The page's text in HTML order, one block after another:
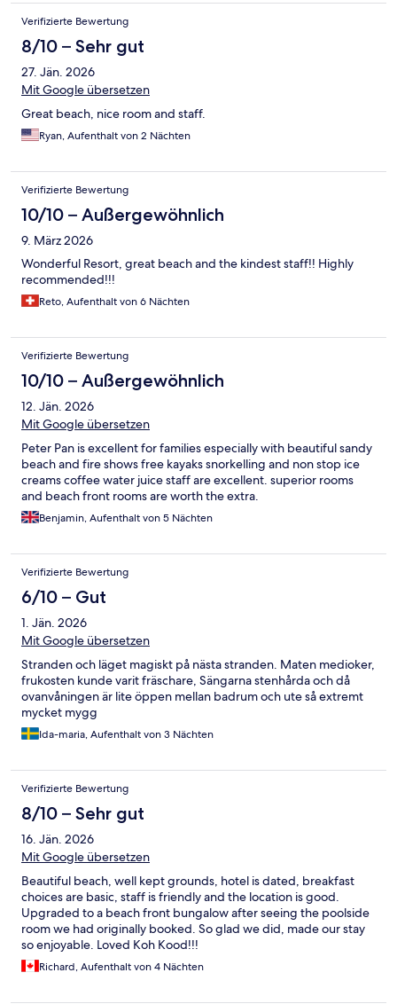
bemüht. Spricht wenig bis gar kein Englisch. Das
Frühstücksbuffet ist fast ausschließlich Fleisch- und Fischlastig.
Für Vegetarier bleibt Rohkost, Salat, Obst und Ei. Sehr dürftig.
Der Strand ist traumhaft, allerdings gibt es viel zu wenige
Liegen, die schon morgens mit Handtüchern reserviert werden.
Für mich unverständlich, dass das Hotel dagegen nichts
Verifizierte Bewertung
8/10 – Sehr gut
27. Jän. 2026
Mit Google übersetzen
Great beach, nice room and staff.
Ryan, Aufenthalt von 2 Nächten
Verifizierte Bewertung
10/10 – Außergewöhnlich
9. März 2026
Wonderful Resort, great beach and the kindest staff!! Highly
recommended!!!
Reto, Aufenthalt von 6 Nächten
Verifizierte Bewertung
10/10 – Außergewöhnlich
12. Jän. 2026
Mit Google übersetzen
Peter Pan is excellent for families especially with beautiful sandy
beach and fire shows free kayaks snorkelling and non stop ice
creams coffee water juice staff are excellent. superior rooms
and beach front rooms are worth the extra.
Benjamin, Aufenthalt von 5 Nächten
Verifizierte Bewertung
6/10 – Gut
1. Jän. 2026
Mit Google übersetzen
Stranden och läget magiskt på nästa stranden. Maten medioker,
frukosten kunde varit fräschare, Sängarna stenhårda och då
ovanvåningen är lite öppen mellan badrum och ute så extremt
mycket mygg
Ida-maria, Aufenthalt von 3 Nächten
Verifizierte Bewertung
8/10 – Sehr gut
16. Jän. 2026
Mit Google übersetzen
Beautiful beach, well kept grounds, hotel is dated, breakfast
choices are basic, staff is friendly and the location is good.
Upgraded to a beach front bungalow after seeing the poolside
room we had originally booked. So glad we did, made our stay
so enjoyable. Loved Koh Kood!!!
Richard, Aufenthalt von 4 Nächten